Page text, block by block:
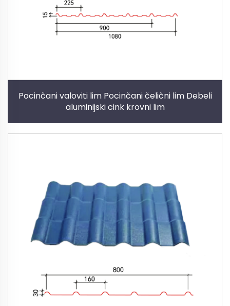
Pocinčani valoviti lim Pocinčani čelični lim Debeli
aluminijski cink krovni lim